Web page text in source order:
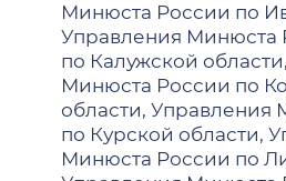
Минюста России по
Управления Минюста
по Калужской
Минюста России по
области, Управления
по Курской области,
Минюста России по